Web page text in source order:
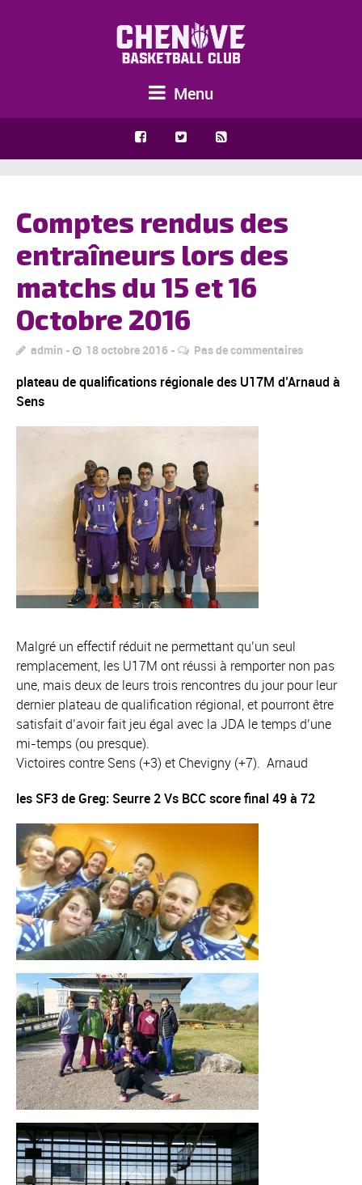
Menu
Comptes rendus des
entraîneurs lors des
matchs du 15 et 16
Octobre 2016
admin 18 octobre 2016 Pas de commentaires
plateau de qualifications régionale des U17M d’Arnaud à
Sens
Malgré un effectif réduit ne permettant qu’un seul
remplacement, les U17M ont réussi à remporter non pas
une, mais deux de leurs trois rencontres du jour pour leur
dernier plateau de qualification régional, et pourront être
satisfait d’avoir fait jeu égal avec la JDA le temps d’une
mi-temps (ou presque).
Victoires contre Sens (+3) et Chevigny (+7). Arnaud
les SF3 de Greg: Seurre 2 Vs BCC score final 49 à 72